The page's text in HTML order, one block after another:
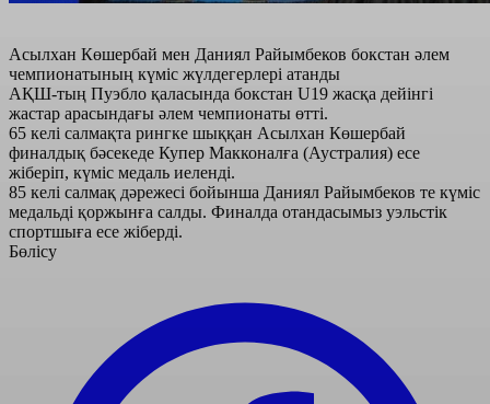
Асылхан Көшербай мен Даниял Райымбеков бокстан әлем
чемпионатының күміс жүлдегерлері атанды
АҚШ-тың Пуэбло қаласында бокстан U19 жасқа дейінгі
жастар арасындағы әлем чемпионаты өтті.
65 келі салмақта рингке шыққан Асылхан Көшербай
финалдық бәсекеде Купер Макконалға (Аустралия) есе
жіберіп, күміс медаль иеленді.
85 келі салмақ дәрежесі бойынша Даниял Райымбеков те күміс
медальді қоржынға салды. Финалда отандасымыз уэльстік
спортшыға есе жіберді.
Бөлісу